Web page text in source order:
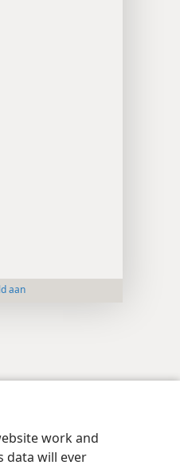
work and
data will ever
aan